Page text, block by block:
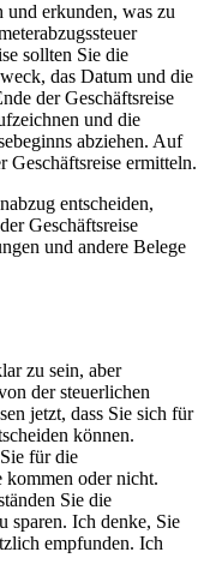
und erkunden, was zu
sollten Sie die
das Datum und die
der Geschäftsreise
und die
abziehen. Auf
Geschäftsreise ermitteln.
entscheiden,
Geschäftsreise
und andere Belege
zu sein, aber
der steuerlichen
jetzt, dass Sie sich für
können.
für die
oder nicht.
Sie die
sparen. Ich denke, Sie
empfunden. Ich